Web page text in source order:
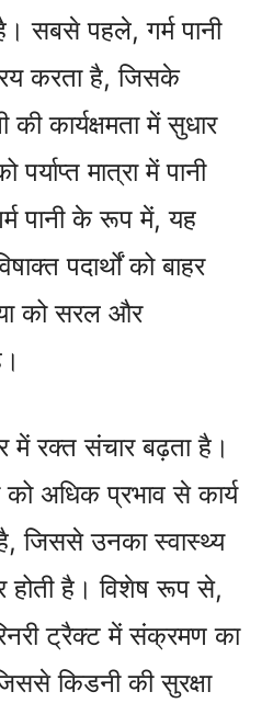
सबसे पहले, गर्म पानी
करता है, जिसके
कार्यक्षमता में सुधार
मात्रा में पानी
पानी के रूप में, यह
पदार्थों को बाहर
को सरल और
में रक्त संचार बढ़ता है।
को अधिक प्रभाव से कार्य
जिससे उनका स्वास्थ्य
होती है। विशेष रूप से,
ट्रैक्ट में संक्रमण का
किडनी की सुरक्षा